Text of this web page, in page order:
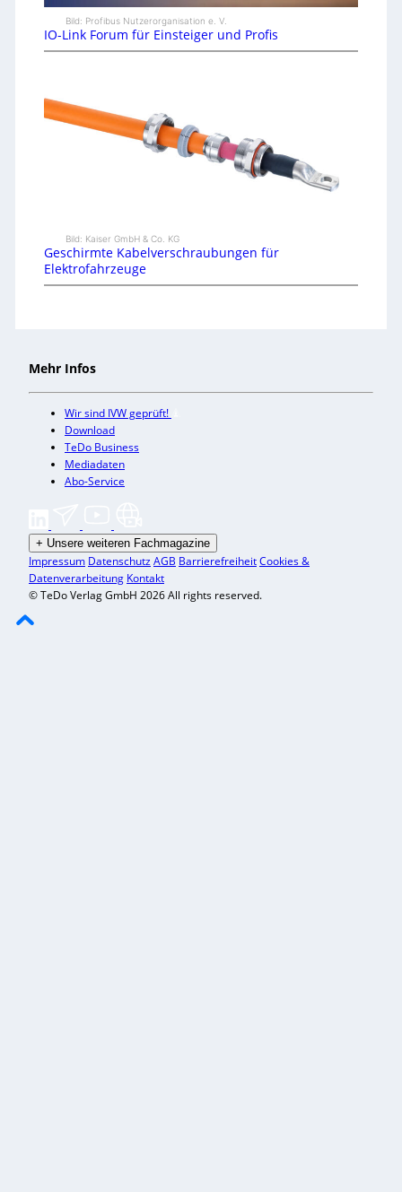
Bild: Profibus Nutzerorganisation e. V.
IO-Link Forum für Einsteiger und Profis
Bild: Kaiser GmbH & Co. KG
Geschirmte Kabelverschraubungen für
Elektrofahrzeuge
Mehr Infos
Wir sind IVW geprüft!
Download
TeDo Business
Mediadaten
Abo-Service
+ Unsere weiteren Fachmagazine
Impressum DatenschutzAGB BarrierefreiheitCookies &
Datenverarbeitung Kontakt
© TeDo Verlag GmbH 2026 All rights reserved.